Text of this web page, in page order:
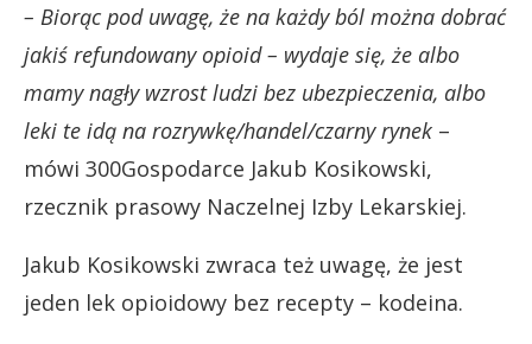
– Biorąc pod uwagę, że na każdy ból można dobrać
jakiś refundowany opioid – wydaje się, że albo
mamy nagły wzrost ludzi bez ubezpieczenia, albo
leki te idą na rozrywkę/handel/czarny rynek –
mówi 300Gospodarce Jakub Kosikowski,
rzecznik prasowy Naczelnej Izby Lekarskiej.
Jakub Kosikowski zwraca też uwagę, że jest
jeden lek opioidowy bez recepty – kodeina.